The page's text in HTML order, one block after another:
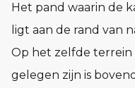
Het pand waarin de
ligt aan de rand van
Op het zelfde terrein
gelegen zijn is